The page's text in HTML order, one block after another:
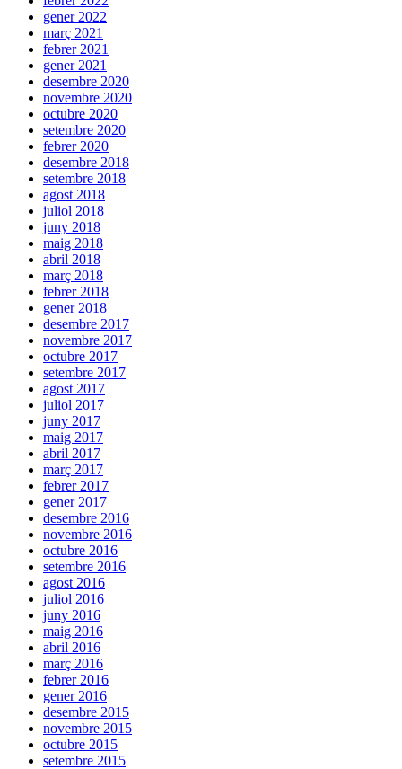
gener 2022
març 2021
febrer 2021
gener 2021
desembre 2020
novembre 2020
octubre 2020
setembre 2020
febrer 2020
desembre 2018
setembre 2018
agost 2018
juliol 2018
juny 2018
maig 2018
abril 2018
març 2018
febrer 2018
gener 2018
desembre 2017
novembre 2017
octubre 2017
setembre 2017
agost 2017
juliol 2017
juny 2017
maig 2017
abril 2017
març 2017
febrer 2017
gener 2017
desembre 2016
novembre 2016
octubre 2016
setembre 2016
agost 2016
juliol 2016
juny 2016
maig 2016
abril 2016
març 2016
febrer 2016
gener 2016
desembre 2015
novembre 2015
octubre 2015
setembre 2015